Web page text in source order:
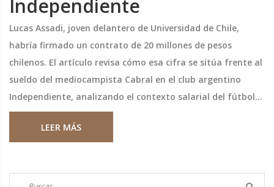
Independiente
Lucas Assadi, joven delantero de Universidad de Chile,
habría firmado un contrato de 20 millones de pesos
chilenos. El artículo revisa cómo esa cifra se sitúa frente al
sueldo del mediocampista Cabral en el club argentino
Independiente, analizando el contexto salarial del fútbol
sudamericano y las repercusiones para ambos equipos.
LEER MÁS